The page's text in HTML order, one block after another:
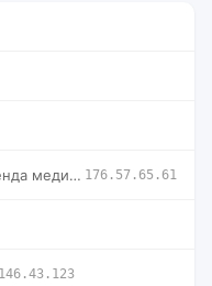
Аренда медицинских кроватей в Ставрополе и Пятигорске +7 918 176.57.65.61